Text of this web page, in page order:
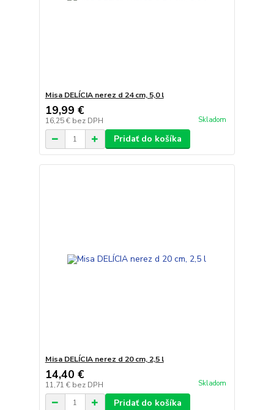
Misa DELÍCIA nerez d 24 cm, 5,0 l
19,99 €
16,25 € bez DPH Skladom
Pridať do košíka
Misa DELÍCIA nerez d 20 cm, 2,5 l
14,40 €
11,71 € bez DPH Skladom
Pridať do košíka